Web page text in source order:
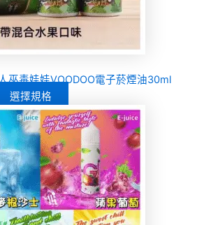
巫毒娃娃VOODOO電子菸煙油30ml
選擇規格